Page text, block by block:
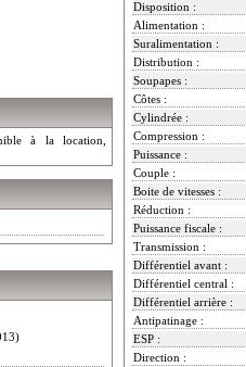
à la location,
Disposition :
Alimentation :
Suralimentation :
Distribution :
Soupapes :
Côtes :
Cylindrée :
Compression :
Puissance :
Couple :
Boite de vitesses :
Réduction :
Puissance fiscale :
Transmission :
Différentiel avant :
Différentiel central :
Différentiel arrière :
Antipatinage :
ESP :
Direction :